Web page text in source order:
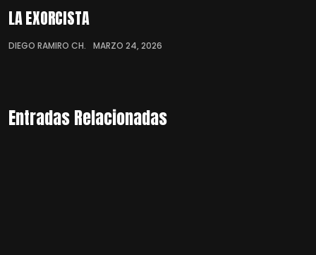
LA EXORCISTA
DIEGO RAMIRO CH. MARZO 24, 2026
Entradas Relacionadas